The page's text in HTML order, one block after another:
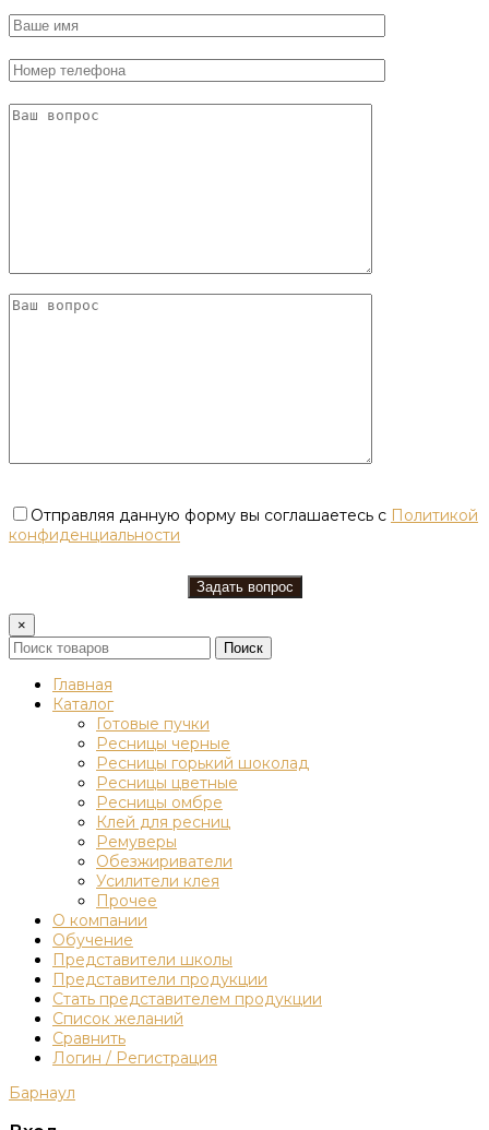
Отправляя данную форму вы соглашаетесь с Политикой
конфиденциальности
×
Поиск
Главная
Каталог
Готовые пучки
Ресницы черные
Ресницы горький шоколад
Ресницы цветные
Ресницы омбре
Клей для ресниц
Ремуверы
Обезжириватели
Усилители клея
Прочее
О компании
Обучение
Представители школы
Представители продукции
Стать представителем продукции
Список желаний
Сравнить
Логин / Регистрация
Барнаул